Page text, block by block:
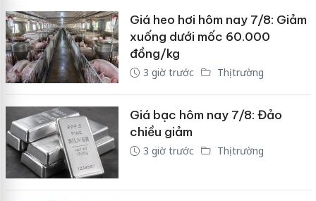
Giá heo hơi hôm nay 7/8: Giảm
xuống dưới mốc 60.000
đồng/kg
3 giờ trước Thị trường
Giá bạc hôm nay 7/8: Đảo
chiều giảm
3 giờ trước Thị trường